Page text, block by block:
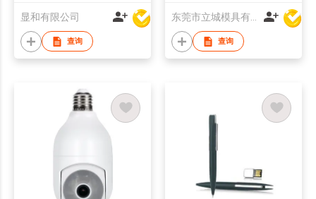
显和有限公司
查询
东莞市立城模具有限公司
查询